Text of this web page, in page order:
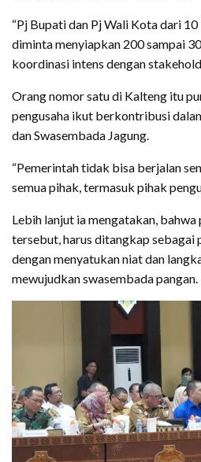
“Pj Bupati dan Pj Wali Kota dari
diminta menyiapkan 200 sampai
koordinasi intens dengan
Orang nomor satu di Kalteng itu
pengusaha ikut berkontribusi
dan Swasembada Jagung.
“Pemerintah tidak bisa berjalan
semua pihak, termasuk pihak
Lebih lanjut ia mengatakan,
tersebut, harus ditangkap sebagai
dengan menyatukan niat dan
mewujudkan swasembada pangan.